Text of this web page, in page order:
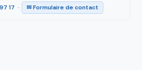
17 · ✉ Formulaire de contact